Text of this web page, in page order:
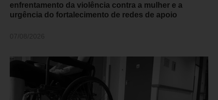
enfrentamento da violência contra a mulher e a
urgência do fortalecimento de redes de apoio